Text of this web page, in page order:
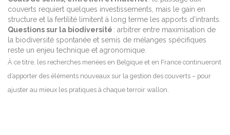
couverts requiert quelques investissements, mais le gain en
structure et la fertilité limitent à long terme les apports d’intrants.
Questions sur la biodiversité : arbitrer entre maximisation de
la biodiversité spontanée et semis de mélanges spécifiques
reste un enjeu technique et agronomique.
À ce titre, les recherches menées en Belgique et en France continueront
d’apporter des éléments nouveaux sur la gestion des couverts – pour
ajuster au mieux les pratiques à chaque terroir wallon.